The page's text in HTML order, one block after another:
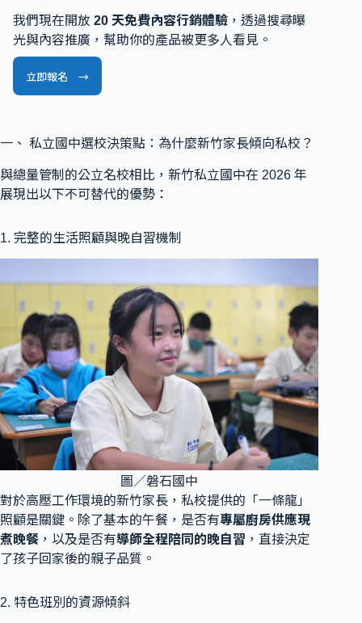
我們現在開放 20 天免費內容行銷體驗 ，透過搜尋曝
光與內容推廣，幫助你的產品被更多人看見。
立即報名 →
一、 私立國中選校決策點：為什麼新竹家長傾向私校？
與總量管制的公立名校相比，新竹私立國中在 2026 年
展現出以下不可替代的優勢：
1. 完整的生活照顧與晚自習機制
圖／磐石國中
對於高壓工作環境的新竹家長，私校提供的「一條龍」
照顧是關鍵。除了基本的午餐，是否有專屬廚房供應現
煮晚餐 ，以及是否有導師全程陪同的晚自習 ，直接決定
了孩子回家後的親子品質。
2. 特色班別的資源傾斜